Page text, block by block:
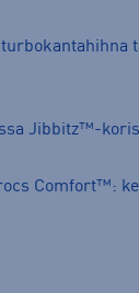
turbokantahihna
Jibbitz™-
Comfort™: